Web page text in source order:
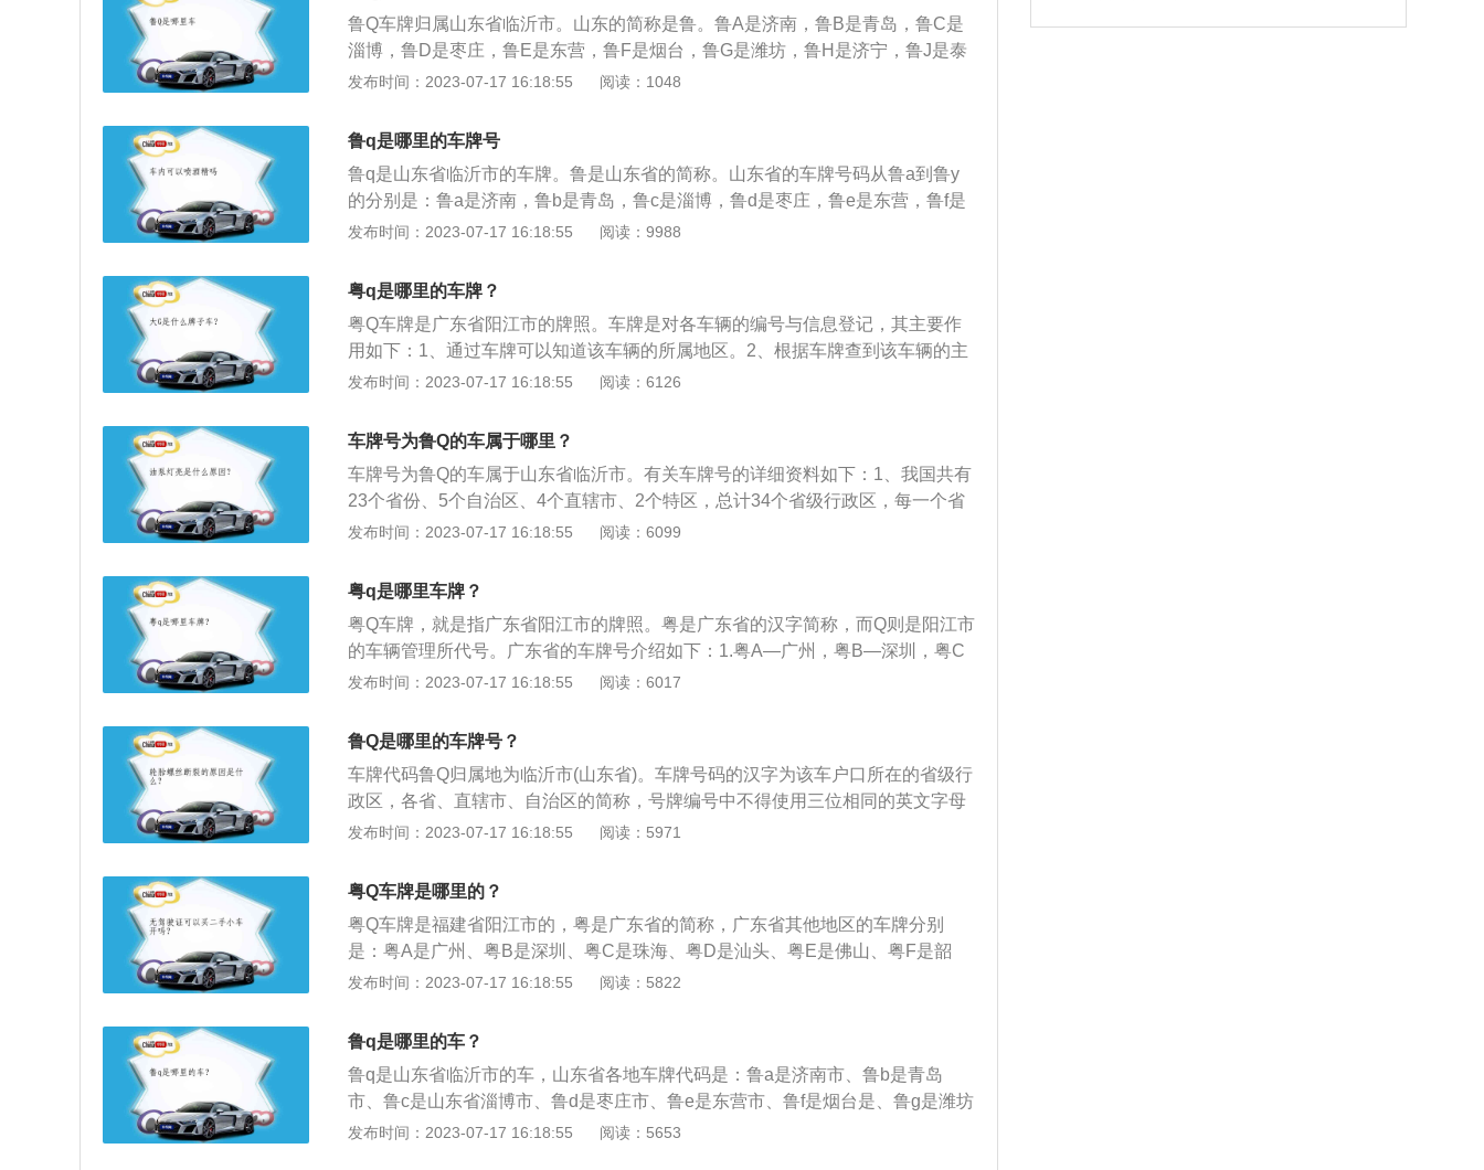
鲁Q车牌归属山东省临沂市。山东的简称是鲁。鲁A是济南，鲁B是青岛，鲁C是
淄博，鲁D是枣庄，鲁E是东营，鲁F是烟台，鲁G是潍坊，鲁H是济宁，鲁J是泰
安，鲁K是威海，鲁L是日照，鲁M是滨州，鲁N是德州，鲁P是聊城，鲁Q是临
补。车牌开头的第一个汉字代表省或直辖市，第一个汉字后面的字母代表市或
区。车牌是每个汽车合法上路行驶都必须要有的东西，如果没有车牌就上路行驶
了，那就是违法行为。根据《中华人民共和国道路交通安全法》第九十条规定，
机动车驾驶人违反道路交通安全法律、法规关于道路通行规定的，处警告或者二
十元以上二百元以下罚款。本法另有规定的，依照规定处罚。第九十五条规定，
未随车携带行驶证、驾驶证的，公安机关交通管理部门应当扣留机动车，通知当
事人提供相应的牌证、标志或者补办相应手续，并可以依照本法第九十条的规定
予以处罚。当事人提供相应的牌证、标志或者补办相应手续的，应当及时退还机
定予以处罚。
发布时间：2023-07-17 16:18:55 阅读：1048
鲁q是哪里的车牌号
鲁q是山东省临沂市的车牌。鲁是山东省的简称。山东省的车牌号码从鲁a到鲁y
的分别是：鲁a是济南，鲁b是青岛，鲁c是淄博，鲁d是枣庄，鲁e是东营，鲁f是
烟台，鲁g是潍坊，鲁h是济宁，鲁j是泰安，鲁k是威海，鲁l是日照，鲁m是滨
补，鲁v是潍坊增补，鲁y是烟台增补。车牌号前面的汉字是省或直辖市的简称，
汉字后面的字母代表市或区。通过车牌号前面的汉字和字母就可以知道这辆车是
哪个城市的。
发布时间：2023-07-17 16:18:55 阅读：9988
粤q是哪里的车牌？
粤Q车牌是广东省阳江市的牌照。车牌是对各车辆的编号与信息登记，其主要作
用如下：1、通过车牌可以知道该车辆的所属地区。2、根据车牌查到该车辆的主
人以及该车辆的登记信息。以下是广东其他地区牌照介绍：粤A为广州、粤B为深
庆、粤J为江门、粤K为茂名、粤L为惠州、粤M为梅州、粤N为汕尾、粤P为河
源、粤Q为阳江、粤R为清远、粤S为东莞、粤T为中山、粤U为潮州、粤V为揭
阳、粤W为云浮、粤X为顺德区、粤Y为南海区、粤Z为港澳进入内地车辆。
发布时间：2023-07-17 16:18:55 阅读：6126
车牌号为鲁Q的车属于哪里？
车牌号为鲁Q的车属于山东省临沂市。有关车牌号的详细资料如下：1、我国共有
23个省份、5个自治区、4个直辖市、2个特区，总计34个省级行政区，每一个省
级行政区都有独立简称作为车牌号第一个字，不存在重复的可能。2、车牌号中
分划排名。3、车牌号是标识车辆身份的号牌，车牌号可以自己设计，除了前两
位要按照国家规定，其他都可以自由选定，现行民用车牌为92式，自1994年7月
开始全国使用。4、另在编排地级行政区英文字母代码时，跳过I和O，O往往被用
作警车或机关单位。
发布时间：2023-07-17 16:18:55 阅读：6099
粤q是哪里车牌？
粤Q车牌，就是指广东省阳江市的牌照。粤是广东省的汉字简称，而Q则是阳江市
的车辆管理所代号。广东省的车牌号介绍如下：1.粤A—广州，粤B—深圳，粤C
—珠海，粤D—汕头；2.粤E—佛山，粤F—韶关，粤G—湛江，粤H—肇庆；3.粤
P—河源，粤R—清远；5.粤V—揭阳，粤U—潮州，粤T—中山，粤S—东莞；6.
粤W—云浮，粤X—顺德区，粤Y—南海区，粤Z—港澳进入内地车辆。
发布时间：2023-07-17 16:18:55 阅读：6017
鲁Q是哪里的车牌号？
车牌代码鲁Q归属地为临沂市(山东省)。车牌号码的汉字为该车户口所在的省级行
政区，各省、直辖市、自治区的简称，号牌编号中不得使用三位相同的英文字母
或三位相同的阿拉伯数字。以下是关于山东省其他市的字母表示：山东省车牌号
安市K威海市L日照市M滨州市N德州市P聊城市Q临沂市R菏泽市S莱芜市U青岛市
增补V潍坊市增补。
发布时间：2023-07-17 16:18:55 阅读：5971
粤Q车牌是哪里的？
粤Q车牌是福建省阳江市的，粤是广东省的简称，广东省其他地区的车牌分别
是：粤A是广州、粤B是深圳、粤C是珠海、粤D是汕头、粤E是佛山、粤F是韶
关、粤G是湛江、粤H是肇庆、粤J是江门、粤K是茂名、粤L是惠州、粤M是梅
分别悬挂在车子前后的板材，使用的材质是铝、塑料或贴纸，在板上会显示有关
车辆的登记号码、登记地区或其他的基本资料。
发布时间：2023-07-17 16:18:55 阅读：5822
鲁q是哪里的车？
鲁q是山东省临沂市的车，山东省各地车牌代码是：鲁a是济南市、鲁b是青岛
市、鲁c是山东省淄博市、鲁d是枣庄市、鲁e是东营市、鲁f是烟台是、鲁g是潍坊
是、鲁h是济宁市、鲁j是泰安市、鲁k是威海市、鲁l是日照市、鲁m是滨州市、鲁
发布时间：2023-07-17 16:18:55 阅读：5653
响；<&list>3.稳定器的转向胶套和球头